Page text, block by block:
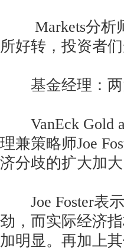
Markets分析师
所好转，投资者
基金经理：两
VanEck Gold
理兼策略师Joe
济分歧的扩大加大
Joe Foster表示
劲，而实际经济
加明显。再加上